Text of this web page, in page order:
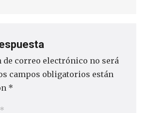
de correo electrónico no será
campos obligatorios están
*